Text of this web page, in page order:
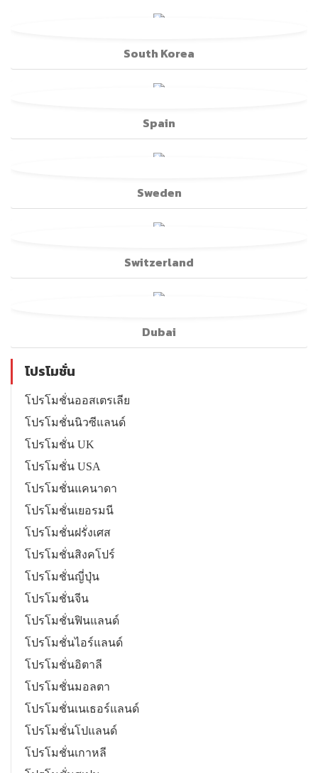
South Korea
Spain
Sweden
Switzerland
Dubai
โปรโมชั่น
โปรโมชั่นออสเตรเลีย
โปรโมชั่นนิวซีแลนด์
โปรโมชั่น UK
โปรโมชั่น USA
โปรโมชั่นแคนาดา
โปรโมชั่นเยอรมนี
โปรโมชั่นฝรั่งเศส
โปรโมชั่นสิงคโปร์
โปรโมชั่นญี่ปุ่น
โปรโมชั่นจีน
โปรโมชั่นฟินแลนด์
โปรโมชั่นไอร์แลนด์
โปรโมชั่นอิตาลี
โปรโมชั่นมอลตา
โปรโมชั่นเนเธอร์แลนด์
โปรโมชั่นโปแลนด์
โปรโมชั่นเกาหลี